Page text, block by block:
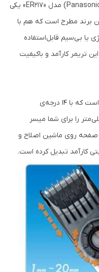
ماشین اصلاح سر و صورت «پاناسونیک» (Panasonic) مدل «ER217» یکی
برند مطرح است که هم با
یا بی‌سیم قابل‌استفاده
تریمر کارآمد و باکیفیت
روی دستگاه یک کلید گردان تعبیه شده است که با 14 درجه‌ی
امکان اصلاح از طول 1 تا 20 میلی‌متر را برای شما میسر
صفحه روی ماشین اصلاح و
کارآمد تبدیل کرده است.